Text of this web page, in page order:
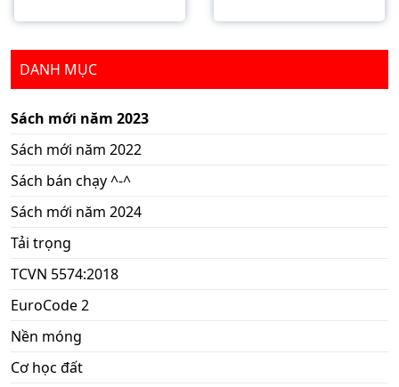
DANH MỤC
Sách mới năm 2023
Sách mới năm 2022
Sách bán chạy ^-^
Sách mới năm 2024
Tải trọng
TCVN 5574:2018
EuroCode 2
Nền móng
Cơ học đất